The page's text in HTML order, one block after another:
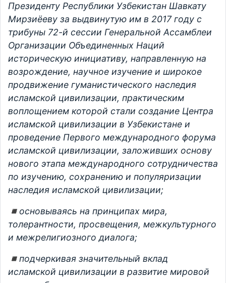
Президенту Республики Узбекистан Шавкату
Мирзиёеву за выдвинутую им в 2017 году с
трибуны 72-й сессии Генеральной Ассамблеи
Организации Объединенных Наций
историческую инициативу, направленную на
возрождение, научное изучение и широкое
продвижение гуманистического наследия
исламской цивилизации, практическим
воплощением которой стали создание Центра
исламской цивилизации в Узбекистане и
проведение Первого международного форума
исламской цивилизации, заложивших основу
нового этапа международного сотрудничества
по изучению, сохранению и популяризации
наследия исламской цивилизации;
◾️основываясь на принципах мира,
толерантности, просвещения, межкультурного
и межрелигиозного диалога;
◾️подчеркивая значительный вклад
исламской цивилизации в развитие мировой